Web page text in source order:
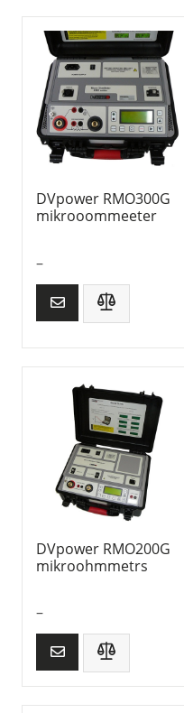
DVpower RMO300G
mikrooommeeter
–
DVpower RMO200G
mikroohmmetrs
–